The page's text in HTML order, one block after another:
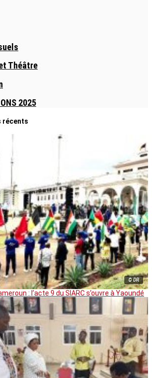
Théâtre
2025
récents
© DR
: l’acte 9 du SIARC s’ouvre à Yaoundé